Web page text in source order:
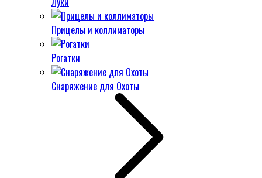
Прицелы и коллиматоры
Рогатки
Снаряжение для Охоты